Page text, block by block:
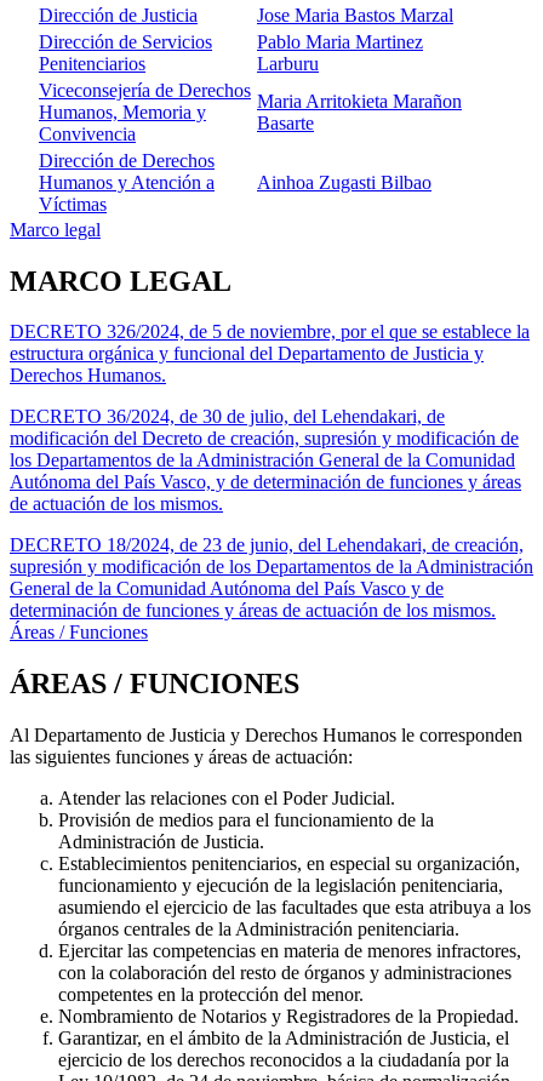
Dirección de Justicia
Jose Maria Bastos Marzal
Dirección de Servicios
Penitenciarios
Pablo Maria Martinez
Larburu
Viceconsejería de Derechos
Humanos, Memoria y
Convivencia
Maria Arritokieta Marañon
Basarte
Dirección de Derechos
Humanos y Atención a
Víctimas
Ainhoa Zugasti Bilbao
Marco legal
MARCO LEGAL
DECRETO 326/2024, de 5 de noviembre, por el que se establece la
estructura orgánica y funcional del Departamento de Justicia y
Derechos Humanos.
DECRETO 36/2024, de 30 de julio, del Lehendakari, de
modificación del Decreto de creación, supresión y modificación de
los Departamentos de la Administración General de la Comunidad
Autónoma del País Vasco, y de determinación de funciones y áreas
de actuación de los mismos.
DECRETO 18/2024, de 23 de junio, del Lehendakari, de creación,
supresión y modificación de los Departamentos de la Administración
General de la Comunidad Autónoma del País Vasco y de
determinación de funciones y áreas de actuación de los mismos.
Áreas / Funciones
ÁREAS / FUNCIONES
Al Departamento de Justicia y Derechos Humanos le corresponden
las siguientes funciones y áreas de actuación:
Atender las relaciones con el Poder Judicial.
Provisión de medios para el funcionamiento de la
Administración de Justicia.
Establecimientos penitenciarios, en especial su organización,
funcionamiento y ejecución de la legislación penitenciaria,
asumiendo el ejercicio de las facultades que esta atribuya a los
órganos centrales de la Administración penitenciaria.
Ejercitar las competencias en materia de menores infractores,
con la colaboración del resto de órganos y administraciones
competentes en la protección del menor.
Nombramiento de Notarios y Registradores de la Propiedad.
Garantizar, en el ámbito de la Administración de Justicia, el
ejercicio de los derechos reconocidos a la ciudadanía por la